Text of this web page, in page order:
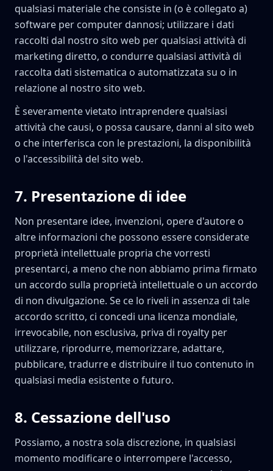
qualsiasi materiale che consiste in (o è collegato a)
software per computer dannosi; utilizzare i dati
raccolti dal nostro sito web per qualsiasi attività di
marketing diretto, o condurre qualsiasi attività di
raccolta dati sistematica o automatizzata su o in
relazione al nostro sito web.
È severamente vietato intraprendere qualsiasi
attività che causi, o possa causare, danni al sito web
o che interferisca con le prestazioni, la disponibilità
o l'accessibilità del sito web.
7. Presentazione di idee
Non presentare idee, invenzioni, opere d'autore o
altre informazioni che possono essere considerate
proprietà intellettuale propria che vorresti
presentarci, a meno che non abbiamo prima firmato
un accordo sulla proprietà intellettuale o un accordo
di non divulgazione. Se ce lo riveli in assenza di tale
accordo scritto, ci concedi una licenza mondiale,
irrevocabile, non esclusiva, priva di royalty per
utilizzare, riprodurre, memorizzare, adattare,
pubblicare, tradurre e distribuire il tuo contenuto in
qualsiasi media esistente o futuro.
8. Cessazione dell'uso
Possiamo, a nostra sola discrezione, in qualsiasi
momento modificare o interrompere l'accesso,